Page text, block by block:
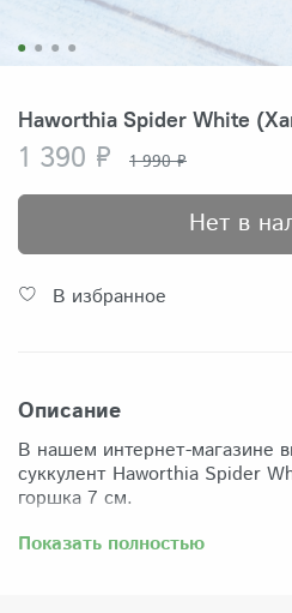
Haworthia Spider White
1 390 ₽ 1 990 ₽
Нет в
В избранное
Описание
В нашем интернет-магазине
суккулент Haworthia Spider
горшка 7 см.
Забрать растение можно
Показать полностью